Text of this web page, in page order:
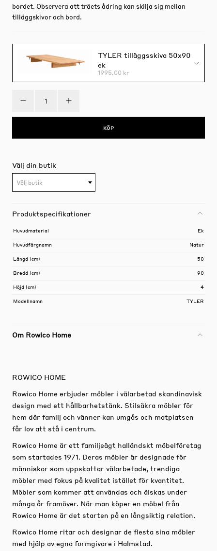
bordet. Observera att träets ådring kan skilja sig mellan
tilläggskivor och bord.
TYLER tilläggsskiva 50x90
ek
1995.00 kr
KÖP
Välj din butik
Välj butik
Produktspecifikationer
Huvudmaterial Ek
Huvudfärgnamn Natur
Längd (cm) 50
Bredd (cm) 90
Höjd (cm) 4
Modellnamn TYLER
Om Rowico Home
ROWICO HOME
Rowico Home erbjuder möbler i välarbetad skandinavisk
design med ett hållbarhetstänk. Stilsäkra möbler för
hem där familj och vänner kan umgås och matplatsen
får lov att stå i centrum.
Rowico Home är ett familjeägt halländskt möbelföretag
som startades 1971. Deras möbler är designade för
människor som uppskattar välarbetade, trendiga
möbler med fokus på kvalitet istället för kvantitet.
Möbler som kommer att användas och älskas under
många år framöver. När man köper en möbel från
Rowico Home är det starten på en långsiktig relation.
Rowico Home ritar och designar de flesta sina möbler
med hjälp av egna formgivare i Halmstad.